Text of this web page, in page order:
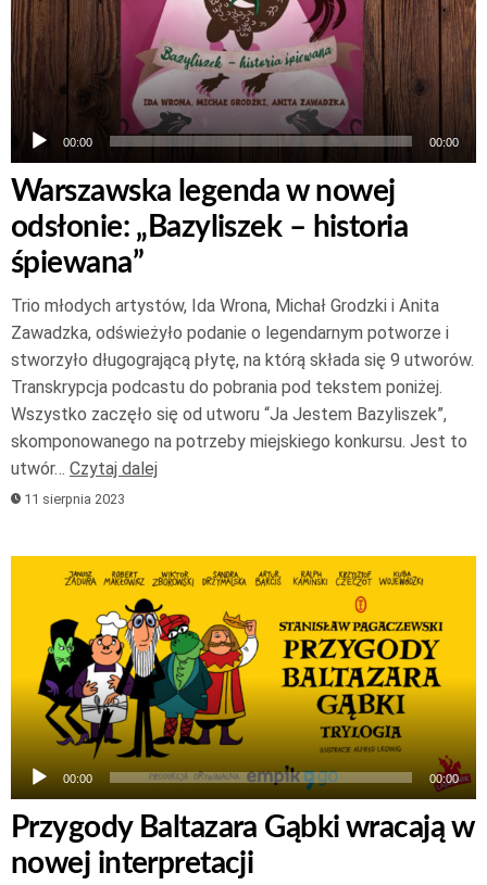
00:00 00:00
Warszawska legenda w nowej
odsłonie: „Bazyliszek – historia
śpiewana”
Trio młodych artystów, Ida Wrona, Michał Grodzki i Anita
Zawadzka, odświeżyło podanie o legendarnym potworze i
stworzyło długogrającą płytę, na którą składa się 9 utworów.
Transkrypcja podcastu do pobrania pod tekstem poniżej.
Wszystko zaczęło się od utworu “Ja Jestem Bazyliszek”,
skomponowanego na potrzeby miejskiego konkursu. Jest to
utwór… Czytaj dalej
11 sierpnia 2023
Odtwarzacz
dźwiękowych
00:00 00:00
Przygody Baltazara Gąbki wracają w
nowej interpretacji